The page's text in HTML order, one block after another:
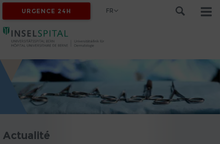
URGENCE 24H FR
Actualité